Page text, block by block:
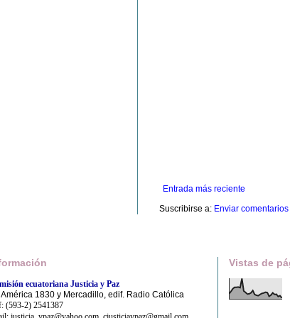
Entrada más reciente
Suscribirse a: Enviar
ecuatoriana Justicia y Paz
América 1830 y Mercadillo, edif. Radio Católica
(593-2) 2541387
Vistas de